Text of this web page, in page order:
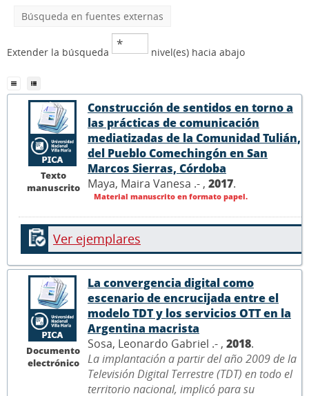
Búsqueda en fuentes externas
Extender la búsqueda nivel(es) hacia abajo
Texto
manuscrito
Construcción de sentidos en torno a
las prácticas de comunicación
mediatizadas de la Comunidad Tulián,
del Pueblo Comechingón en San
Marcos Sierras, Córdoba
Maya, Maira Vanesa .- , 2017.
Material manuscrito en formato papel.
Ver ejemplares
Documento
electrónico
La convergencia digital como
escenario de encrucijada entre el
modelo TDT y los servicios OTT en la
Argentina macrista
Sosa, Leonardo Gabriel .- , 2018.
La implantación a partir del año 2009 de la
Televisión Digital Terrestre (TDT) en todo el
territorio nacional, implicó para su